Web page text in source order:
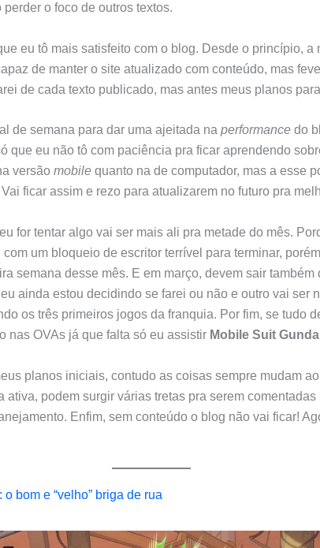
o foco de outros textos.
eu tô mais satisfeito com o blog. Desde o princípio, a
de manter o site atualizado com conteúdo, mas
de cada texto publicado, mas antes meus planos
de semana para dar uma ajeitada na performance do
que eu não tô com paciência pra ficar aprendendo
versão mobile quanto na de computador, mas a esse
ficar assim e rezo para atualizarem no futuro pra
for tentar algo vai ser mais ali pra metade do mês.
um bloqueio de escritor terrível para terminar,
semana desse mês. E em março, devem sair também
ainda estou decidindo se farei ou não e outro vai ser
os três primeiros jogos da franquia. Por fim, se tudo
nas OVAs já que falta só eu assistir Mobile Suit
planos iniciais, contudo as coisas sempre mudam
ativa, podem surgir várias tretas pra serem
Enfim, sem conteúdo o blog não vai ficar!
bom e “velho” briga de rua